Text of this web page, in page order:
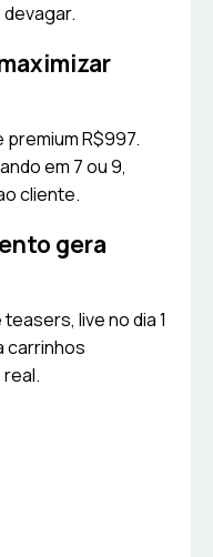
R$997.
em 7 ou 9,
cliente.
gera
live no dia 1
carrinhos